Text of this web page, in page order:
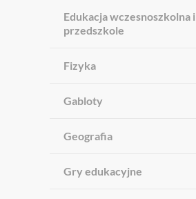
Edukacja wczesnoszkolna i
przedszkole
Fizyka
Gabloty
Geografia
Gry edukacyjne